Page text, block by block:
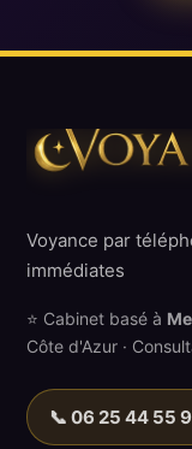
Voyance par
immédiates
⭐ Cabinet basé à
Côte d'Azur ·
📞 06 25 44 55